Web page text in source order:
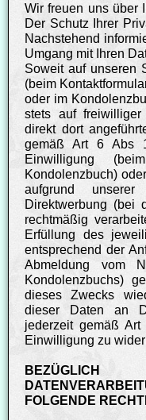
Wir freuen uns über
Der Schutz Ihrer
Nachstehend
Umgang mit Ihren
Soweit auf unseren
(beim
oder im
stets auf
direkt dort
gemäß Art 6 Abs
Einwilligung
Kondolenzbuch)
aufgrund
Direktwerbung (bei
rechtmäßig
Erfüllung des
entsprechend der
Abmeldung vom
Kondolenzbuchs)
dieses Zwecks
dieser Daten an
jederzeit gemäß
Einwilligung zu
FOLGENDE